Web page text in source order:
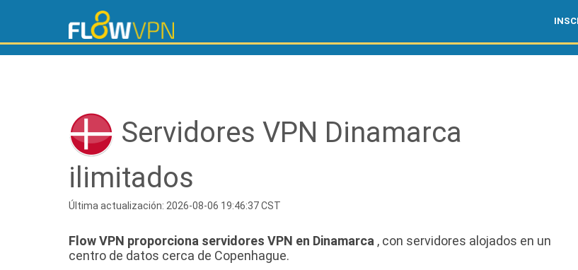
Servidores VPN Dinamarca
ilimitados
Última actualización: 2026-08-06 19:46:37 CST
Flow VPN proporciona servidores VPN en Dinamarca , con servidores alojados en un
centro de datos cerca de Copenhague.